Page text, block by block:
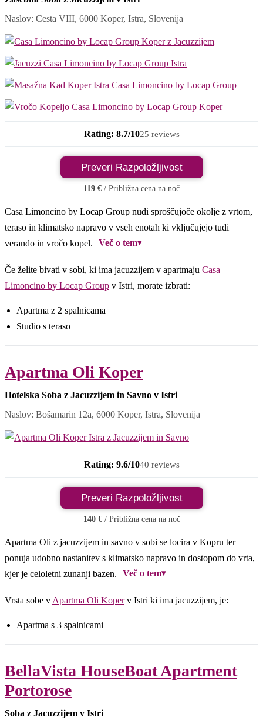
Naslov: Cesta VIII, 6000 Koper, Istra, Slovenija
Rating: 8.7/1025 reviews
Preveri Razpoložljivost
119 € / Približna cena na noč
Casa Limoncino by Locap Group nudi sproščujoče okolje z vrtom,
teraso in klimatsko napravo v vseh enotah ki vključujejo tudi
verando in vročo kopel.
Več o tem▾
Če želite bivati v sobi, ki ima jacuzzijem v apartmaju Casa
Limoncino by Locap Group v Istri, morate izbrati:
Apartma z 2 spalnicama
Studio s teraso
Apartma Oli Koper
Hotelska Soba z Jacuzzijem in Savno v Istri
Naslov: Bošamarin 12a, 6000 Koper, Istra, Slovenija
Rating: 9.6/1040 reviews
Preveri Razpoložljivost
140 €/ Približna cena na noč
Apartma Oli z jacuzzijem in savno v sobi se locira v Kopru ter
ponuja udobno nastanitev s klimatsko napravo in dostopom do vrta,
kjer je celoletni zunanji bazen.
Več o tem▾
Vrsta sobe v Apartma Oli Koperv Istri ki ima jacuzzijem, je:
Apartma s 3 spalnicami
BellaVista HouseBoat Apartment
Portorose
Soba z Jacuzzijem v Istri